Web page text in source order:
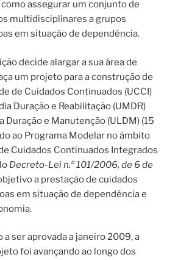
assegurar um conjunto de
multidisciplinares a grupos
em situação de dependência.
decide alargar a sua área de
um projeto para a construção de
de Cuidados Continuados (UCCI)
Duração e Reabilitação (UMDR)
Duração e Manutenção (ULDM) (15
ao Programa Modelar no âmbito
Cuidados Continuados Integrados
Decreto-Lei n.º 101/2006, de 6 de
a prestação de cuidados
em situação de dependência e
a ser aprovada a janeiro 2009, a
foi avançando ao longo dos